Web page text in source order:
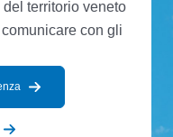
territorio veneto
con gli